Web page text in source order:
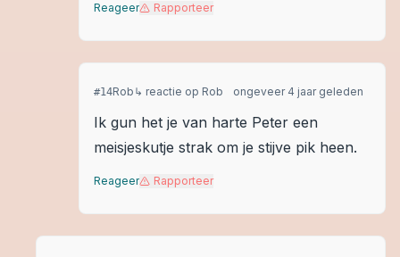
Reageer Rapporteer
#14Rob ↳ reactie op Rob ongeveer 4 jaar geleden
Ik gun het je van harte Peter een
meisjeskutje strak om je stijve pik heen.
Reageer Rapporteer